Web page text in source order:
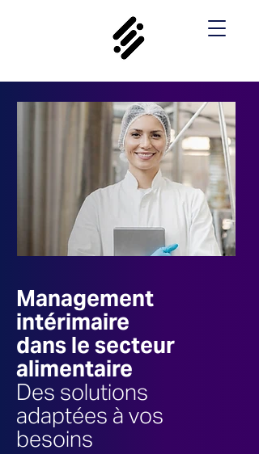
Management
intérimaire
dans le secteur
alimentaire
Des solutions
adaptées à vos
besoins